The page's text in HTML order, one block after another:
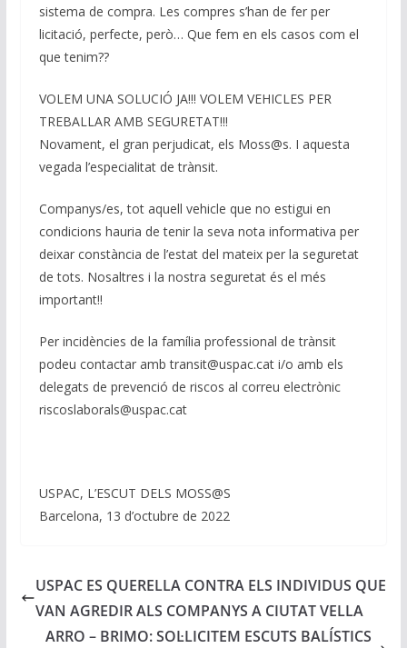
sistema de compra. Les compres s’han de fer per
licitació, perfecte, però… Que fem en els casos com el
que tenim??
VOLEM UNA SOLUCIÓ JA!!! VOLEM VEHICLES PER
TREBALLAR AMB SEGURETAT!!!
Novament, el gran perjudicat, els Moss@s. I aquesta
vegada l’especialitat de trànsit.
Companys/es, tot aquell vehicle que no estigui en
condicions hauria de tenir la seva nota informativa per
deixar constància de l’estat del mateix per la seguretat
de tots. Nosaltres i la nostra seguretat és el més
important!!
Per incidències de la família professional de trànsit
podeu contactar amb transit@uspac.cat i/o amb els
delegats de prevenció de riscos al correu electrònic
riscoslaborals@uspac.cat
USPAC, L’ESCUT DELS MOSS@S
Barcelona, 13 d’octubre de 2022
USPAC ES QUERELLA CONTRA ELS INDIVIDUS QUE
VAN AGREDIR ALS COMPANYS A CIUTAT VELLA
ARRO – BRIMO: SOL·LICITEM ESCUTS BALÍSTICS